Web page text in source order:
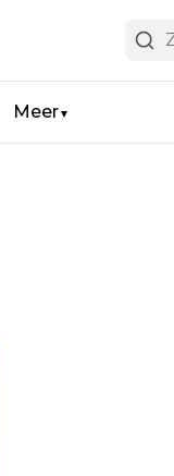
Meer▼